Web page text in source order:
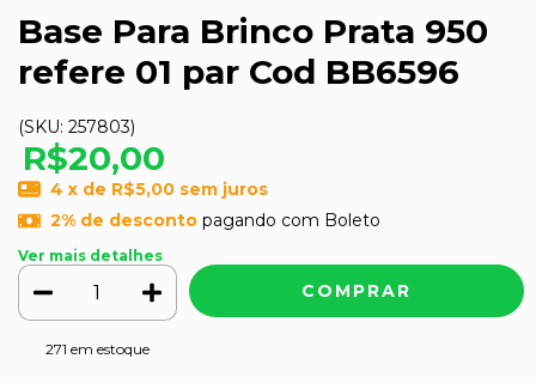
Base Para Brinco Prata 950
refere 01 par Cod BB6596
(SKU: 257803)
R$20,00
4 x de R$5,00 sem juros
2% de descontopagando com Boleto
Ver mais detalhes
271 em estoque